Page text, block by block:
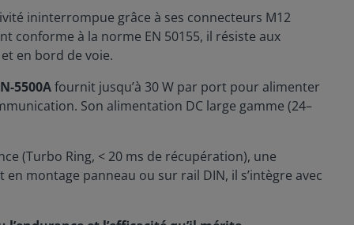
ininterrompue grâce à ses connecteurs M12
conforme à la norme EN 50155, il résiste aux
en bord de voie.
5500Afournit jusqu’à 30 W par port pour alimenter
Son alimentation DC large gamme (24–
(Turbo Ring, < 20 ms de récupération), une
en montage panneau ou sur rail DIN, il s’intègre avec